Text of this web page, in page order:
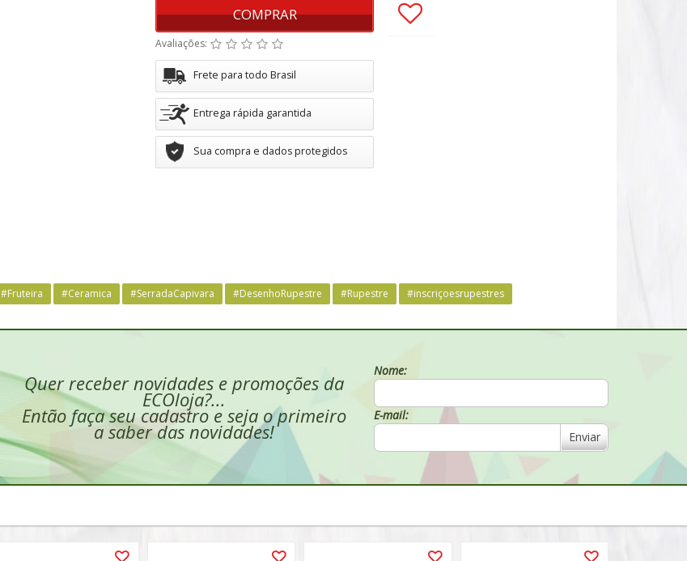
COMPRAR
Avaliações:
Frete para todo Brasil
Entrega rápida garantida
Sua compra e dados protegidos
#Fruteira #Ceramica #SerradaCapivara #DesenhoRupestre #Rupestre #inscriçoesrupestres
Quer receber novidades e promoções da
ECOloja?...
Então faça seu cadastro e seja o primeiro
a saber das novidades!
Nome:
E-mail:
Enviar